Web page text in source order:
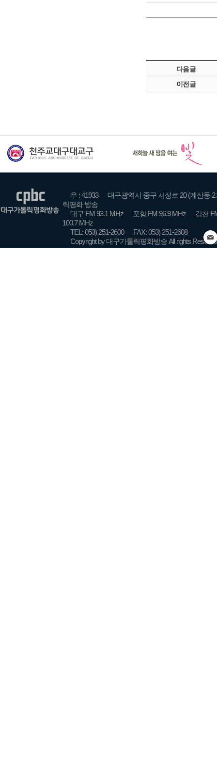
다음글
이전글
우 : 41933
대구광역시 중구 서성로 20 (계산동 2
릭평화 방송
대구 FM 93.1 MHz
포항 FM 96.9 MHz
김천
100.7 MHz
TEL: 053) 251-2600
FAX: 053) 251-2608
Copyright by 대구가톨릭평화방송 All rights